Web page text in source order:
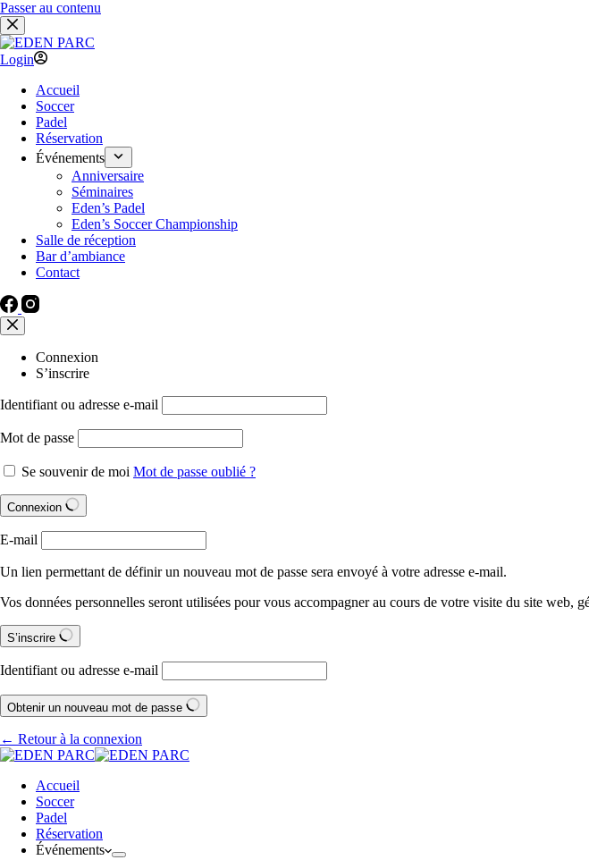
Passer au contenu
Login
Accueil
Soccer
Padel
Réservation
Événements
Anniversaire
Séminaires
Eden’s Padel
Eden’s Soccer Championship
Salle de réception
Bar d’ambiance
Contact
Connexion
S’inscrire
Identifiant ou adresse e-mail
Mot de passe
Se souvenir de moi Mot de passe oublié ?
Connexion
E-mail
Un lien permettant de définir un nouveau mot de passe sera envoyé à votre adresse e-mail.
Vos données personnelles seront utilisées pour vous accompagner au cours de votre visite du site web,
S’inscrire
Identifiant ou adresse e-mail
Obtenir un nouveau mot de passe
← Retour à la connexion
Accueil
Soccer
Padel
Réservation
Événements